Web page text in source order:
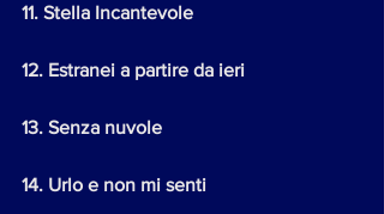
11. Stella Incantevole
12. Estranei a partire da ieri
13. Senza nuvole
14. Urlo e non mi senti